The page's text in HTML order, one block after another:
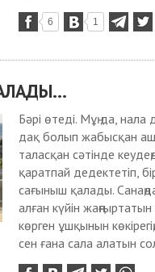
6 1
Бәрі өтеді. Мұң да, нала
дақ болып жабысқан
таласқан сәтінде
қаратпай дедектетіп,
сағыныш қалады.
алған күйін
көрген ұшқынын
сен ғана сала алатын